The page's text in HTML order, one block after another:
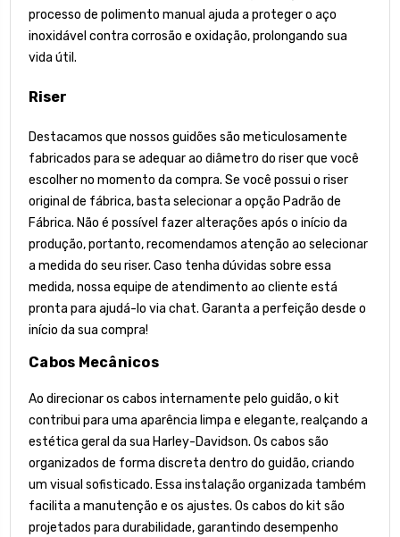
processo de polimento manual ajuda a proteger o aço
inoxidável contra corrosão e oxidação, prolongando sua
vida útil.
Riser
Destacamos que nossos guidões são meticulosamente
fabricados para se adequar ao diâmetro do riser que você
escolher no momento da compra. Se você possui o riser
original de fábrica, basta selecionar a opção Padrão de
Fábrica. Não é possível fazer alterações após o início da
produção, portanto, recomendamos atenção ao selecionar
a medida do seu riser. Caso tenha dúvidas sobre essa
medida, nossa equipe de atendimento ao cliente está
pronta para ajudá-lo via chat. Garanta a perfeição desde o
início da sua compra!
Cabos Mecânicos
Ao direcionar os cabos internamente pelo guidão, o kit
contribui para uma aparência limpa e elegante, realçando a
estética geral da sua Harley-Davidson. Os cabos são
organizados de forma discreta dentro do guidão, criando
um visual sofisticado. Essa instalação organizada também
facilita a manutenção e os ajustes. Os cabos do kit são
projetados para durabilidade, garantindo desempenho